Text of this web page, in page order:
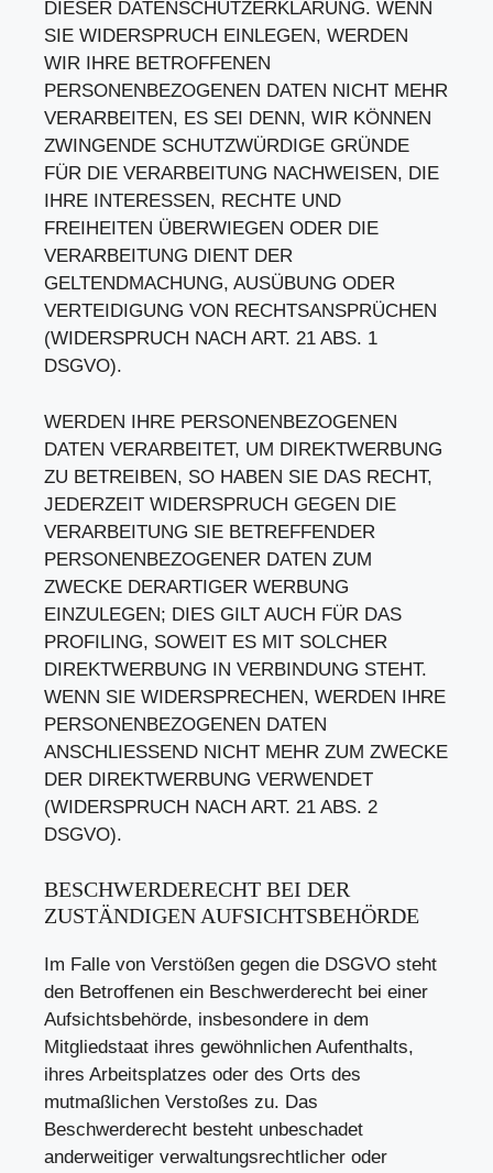
DIESER DATENSCHUTZERKLÄRUNG. WENN
SIE WIDERSPRUCH EINLEGEN, WERDEN
WIR IHRE BETROFFENEN
PERSONENBEZOGENEN DATEN NICHT MEHR
VERARBEITEN, ES SEI DENN, WIR KÖNNEN
ZWINGENDE SCHUTZWÜRDIGE GRÜNDE
FÜR DIE VERARBEITUNG NACHWEISEN, DIE
IHRE INTERESSEN, RECHTE UND
FREIHEITEN ÜBERWIEGEN ODER DIE
VERARBEITUNG DIENT DER
GELTENDMACHUNG, AUSÜBUNG ODER
VERTEIDIGUNG VON RECHTSANSPRÜCHEN
(WIDERSPRUCH NACH ART. 21 ABS. 1
DSGVO).
WERDEN IHRE PERSONENBEZOGENEN
DATEN VERARBEITET, UM DIREKTWERBUNG
ZU BETREIBEN, SO HABEN SIE DAS RECHT,
JEDERZEIT WIDERSPRUCH GEGEN DIE
VERARBEITUNG SIE BETREFFENDER
PERSONENBEZOGENER DATEN ZUM
ZWECKE DERARTIGER WERBUNG
EINZULEGEN; DIES GILT AUCH FÜR DAS
PROFILING, SOWEIT ES MIT SOLCHER
DIREKTWERBUNG IN VERBINDUNG STEHT.
WENN SIE WIDERSPRECHEN, WERDEN IHRE
PERSONENBEZOGENEN DATEN
ANSCHLIESSEND NICHT MEHR ZUM ZWECKE
DER DIREKTWERBUNG VERWENDET
(WIDERSPRUCH NACH ART. 21 ABS. 2
DSGVO).
BESCHWERDE­RECHT BEI DER
ZUSTÄNDIGEN AUFSICHTS­BEHÖRDE
Im Falle von Verstößen gegen die DSGVO steht
den Betroffenen ein Beschwerderecht bei einer
Aufsichtsbehörde, insbesondere in dem
Mitgliedstaat ihres gewöhnlichen Aufenthalts,
ihres Arbeitsplatzes oder des Orts des
mutmaßlichen Verstoßes zu. Das
Beschwerderecht besteht unbeschadet
anderweitiger verwaltungsrechtlicher oder